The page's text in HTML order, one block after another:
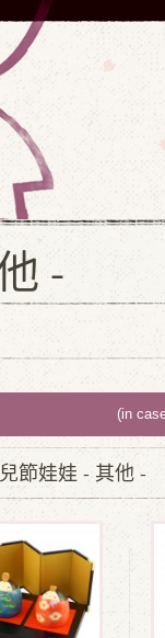
-
(in
節娃娃 - 其他 -